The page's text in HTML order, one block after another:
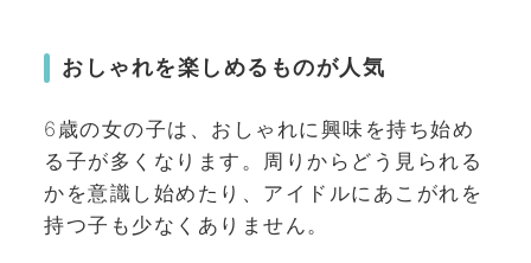
おしゃれを楽しめるものが人気
6歳の女の子は、おしゃれに興味を持ち始め
る子が多くなります。周りからどう見られる
かを意識し始めたり、アイドルにあこがれを
持つ子も少なくありません。